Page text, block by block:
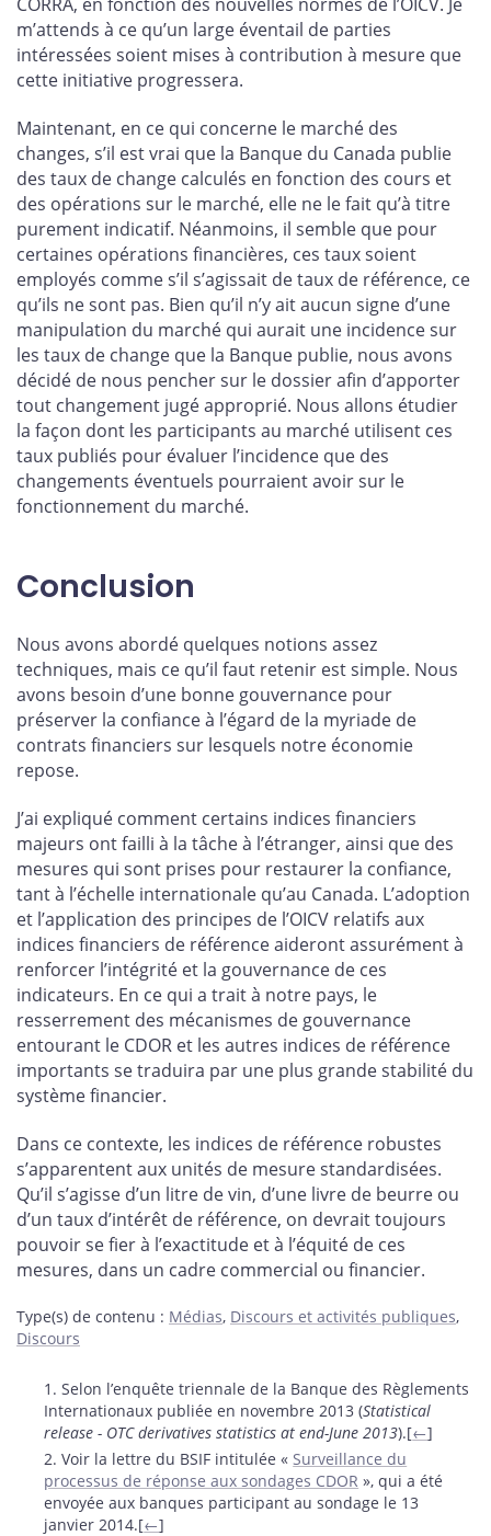
CORRA, en fonction des nouvelles normes de l’OICV. Je
m’attends à ce qu’un large éventail de parties
intéressées soient mises à contribution à mesure que
cette initiative progressera.
Maintenant, en ce qui concerne le marché des
changes, s’il est vrai que la Banque du Canada publie
des taux de change calculés en fonction des cours et
des opérations sur le marché, elle ne le fait qu’à titre
purement indicatif. Néanmoins, il semble que pour
certaines opérations financières, ces taux soient
employés comme s’il s’agissait de taux de référence, ce
qu’ils ne sont pas. Bien qu’il n’y ait aucun signe d’une
manipulation du marché qui aurait une incidence sur
les taux de change que la Banque publie, nous avons
décidé de nous pencher sur le dossier afin d’apporter
tout changement jugé approprié. Nous allons étudier
la façon dont les participants au marché utilisent ces
taux publiés pour évaluer l’incidence que des
changements éventuels pourraient avoir sur le
fonctionnement du marché.
Conclusion
Nous avons abordé quelques notions assez
techniques, mais ce qu’il faut retenir est simple. Nous
avons besoin d’une bonne gouvernance pour
préserver la confiance à l’égard de la myriade de
contrats financiers sur lesquels notre économie
repose.
J’ai expliqué comment certains indices financiers
majeurs ont failli à la tâche à l’étranger, ainsi que des
mesures qui sont prises pour restaurer la confiance,
tant à l’échelle internationale qu’au Canada. L’adoption
et l’application des principes de l’OICV relatifs aux
indices financiers de référence aideront assurément à
renforcer l’intégrité et la gouvernance de ces
indicateurs. En ce qui a trait à notre pays, le
resserrement des mécanismes de gouvernance
entourant le CDOR et les autres indices de référence
importants se traduira par une plus grande stabilité du
système financier.
Dans ce contexte, les indices de référence robustes
s’apparentent aux unités de mesure standardisées.
Qu’il s’agisse d’un litre de vin, d’une livre de beurre ou
d’un taux d’intérêt de référence, on devrait toujours
pouvoir se fier à l’exactitude et à l’équité de ces
mesures, dans un cadre commercial ou financier.
Type(s) de contenu : Médias, Discours et activités publiques,
Discours
Notes1. Selon l’enquête triennale de la Banque des Règlements
Internationaux publiée en novembre 2013 (Statistical
release - OTC derivatives statistics at end-June 2013).[←]
2. Voir la lettre du BSIF intitulée « Surveillance du
processus de réponse aux sondages CDOR », qui a été
envoyée aux banques participant au sondage le 13
janvier 2014.[←]